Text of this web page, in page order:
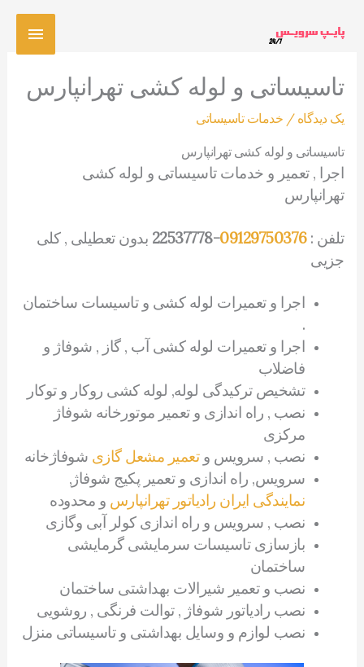
تاسیساتی و لوله کشی تهرانپارس
یک دیدگاه / خدمات تاسیساتی
تاسیساتی و لوله کشی تهرانپارس
اجرا , تعمیر و خدمات تاسیساتی و لوله کشی
تهرانپارس
تلفن :09129750376
-22537778
بدون تعطیلی , کلی
جزیی
اجرا و تعمیرات لوله کشی و تاسیسات ساختمان
.
اجرا و تعمیرات لوله کشی آب , گاز , شوفاژ و
فاضلاب
تشخیص ترکیدگی لوله, لوله کشی روکار و توکار
نصب , راه اندازی و تعمیر موتورخانه شوفاژ
مرکزی
نصب , سرویس وتعمیر مشعل گازی شوفاژخانه
سرویس, راه اندازی و تعمیر پکیج شوفاژ,
نمایندگی ایران رادیاتور تهرانپارس و محدوده
نصب , سرویس و راه اندازی کولر آبی وگازی
بازسازی تاسیسات سرمایشی گرمایشی
ساختمان
نصب و تعمیر شیرالات بهداشتی ساختمان
نصب رادیاتور شوفاژ , توالت فرنگی , روشویی
نصب لوازم و وسایل بهداشتی و تاسیساتی منزل